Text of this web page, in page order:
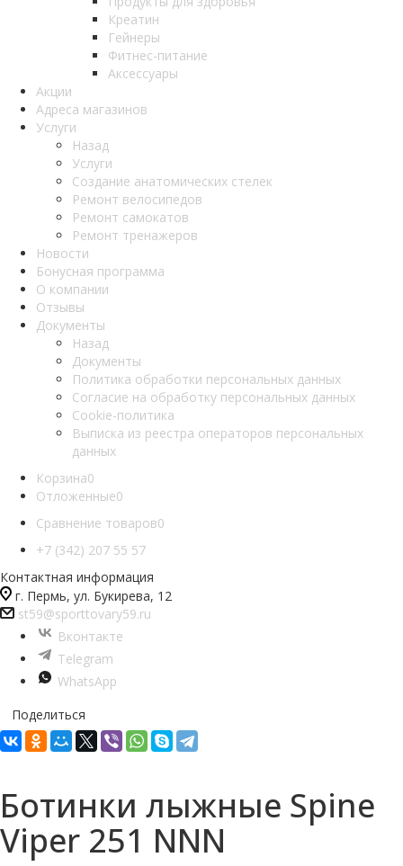
Креатин
Гейнеры
Фитнес-питание
Аксессуары
Акции
Адреса магазинов
Услуги
Назад
Услуги
Создание анатомических стелек
Ремонт велосипедов
Ремонт самокатов
Ремонт тренажеров
Новости
Бонусная программа
О компании
Отзывы
Документы
Назад
Документы
Политика обработки персональных данных
Согласие на обработку персональных данных
Cookie-политика
Выписка из реестра операторов персональных
данных
Корзина0
Отложенные0
Сравнение товаров0
+7 (342) 207 55 57
Контактная информация
г. Пермь, ул. Букирева, 12
st59@sporttovary59.ru
Вконтакте
Telegram
WhatsApp
Поделиться
Ботинки лыжные Spine
Viper 251 NNN